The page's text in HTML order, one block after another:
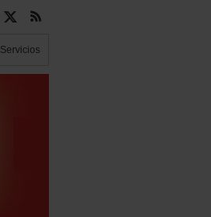
Servicios